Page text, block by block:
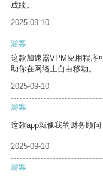
成绩。
2025-09-10
游客
这款加速器VPM应用程序
助你在网络上自由移动。
2025-09-10
游客
这款app就像我的财务顾问
2025-09-10
游客